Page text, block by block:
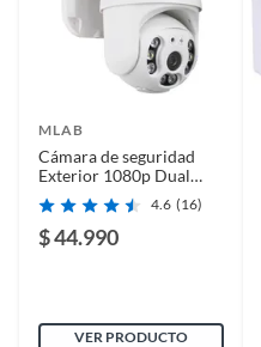
MLAB
Cámara de seguridad
Exterior 1080p Dual
Band 2.4 / 5.0 Ghz4.6 (16)
$ 44.990
VER PRODUCTO